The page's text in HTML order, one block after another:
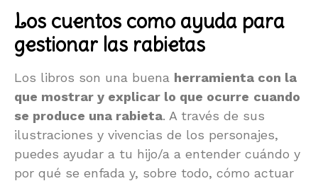
Los cuentos como ayuda para
gestionar las rabietas
Los libros son una buena herramienta con la
que mostrar y explicar lo que ocurre cuando
se produce una rabieta. A través de sus
ilustraciones y vivencias de los personajes,
puedes ayudar a tu hijo/a a entender cuándo y
por qué se enfada y, sobre todo, cómo actuar